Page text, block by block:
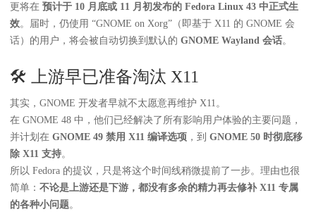
更将在 预计于 10 月底或 11 月初发布的 Fedora Linux 43 中正式生
效。届时，仍使用 “GNOME on Xorg”（即基于 X11 的 GNOME 会
话）的用户，将会被自动切换到默认的 GNOME Wayland 会话。
🛠️ 上游早已准备淘汰 X11
其实，GNOME 开发者早就不太愿意再维护 X11。
在 GNOME 48 中，他们已经解决了所有影响用户体验的主要问题，
并计划在 GNOME 49 禁用 X11 编译选项，到 GNOME 50 时彻底移
除 X11 支持。
所以 Fedora 的提议，只是将这个时间线稍微提前了一步。理由也很
简单： 不论是上游还是下游，都没有多余的精力再去修补 X11 专属
的各种小问题。